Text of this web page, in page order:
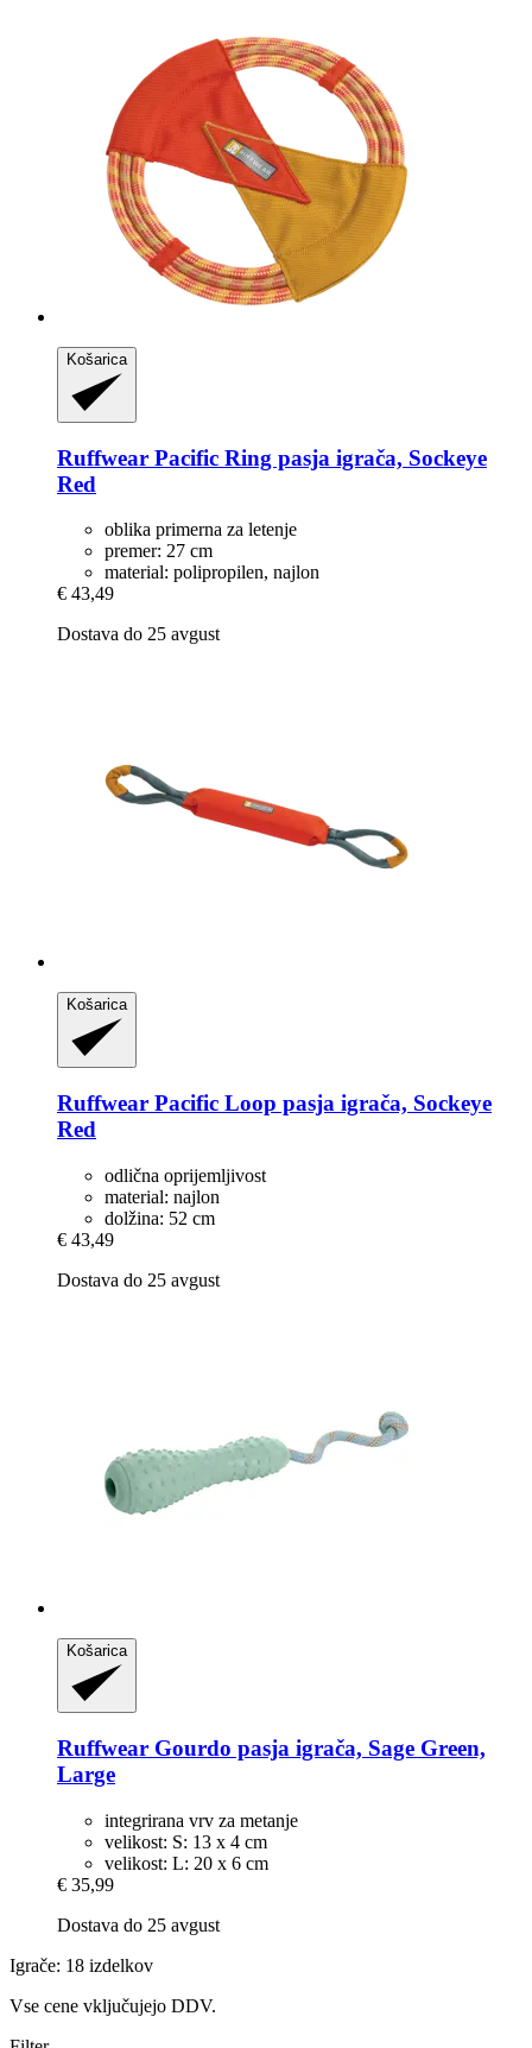
Košarica
Ruffwear Pacific Ring pasja igrača, Sockeye
Red
oblika primerna za letenje
premer: 27 cm
material: polipropilen, najlon
€ 43,49
Dostava do 25 avgust
Košarica
Ruffwear Pacific Loop pasja igrača, Sockeye
Red
odlična oprijemljivost
material: najlon
dolžina: 52 cm
€ 43,49
Dostava do 25 avgust
Košarica
Ruffwear Gourdo pasja igrača, Sage Green,
Large
integrirana vrv za metanje
velikost: S: 13 x 4 cm
velikost: L: 20 x 6 cm
€ 35,99
Dostava do 25 avgust
Igrače: 18 izdelkov
Vse cene vključujejo DDV.